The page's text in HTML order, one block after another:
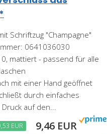
Schriftzug "Champagne"
0641036030
mattiert - passend für alle
mit einer Hand geöffnet
durch einfaches
auf den...
EUR 9,46 EUR